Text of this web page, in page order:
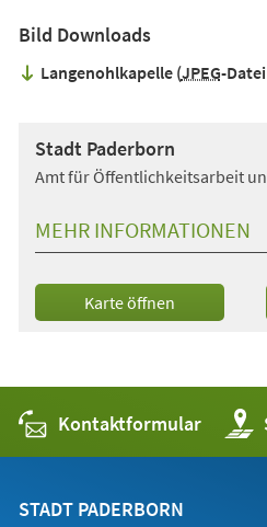
Bild Downloads
Langenohlkapelle JPEG-Datei
Stadt Paderborn
Amt für Öffentlichkeitsarbeit
MEHR INFORMATIONEN
Karte öffnen
(Öffnet
in
Kontaktformular
in
STADT PADERBORN